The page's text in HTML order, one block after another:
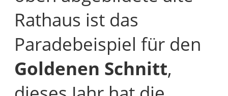
Rathaus ist das
Paradebeispiel für den
Goldenen Schnitt,